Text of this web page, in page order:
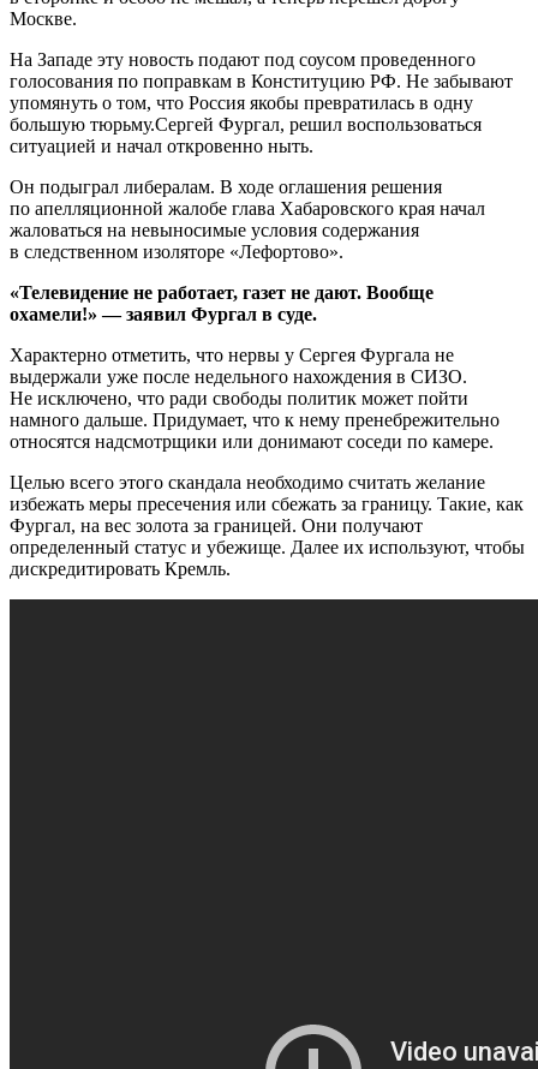
Москве.
На Западе эту новость подают под соусом проведенного
голосования по поправкам в Конституцию РФ. Не забывают
упомянуть о том, что Россия якобы превратилась в одну
большую тюрьму.Сергей Фургал, решил воспользоваться
ситуацией и начал откровенно ныть.
Он подыграл либералам. В ходе оглашения решения
по апелляционной жалобе глава Хабаровского края начал
жаловаться на невыносимые условия содержания
в следственном изоляторе «Лефортово».
«Телевидение не работает, газет не дают. Вообще
охамели!» — заявил Фургал в суде.
Характерно отметить, что нервы у Сергея Фургала не
выдержали уже после недельного нахождения в СИЗО.
Не исключено, что ради свободы политик может пойти
намного дальше. Придумает, что к нему пренебрежительно
относятся надсмотрщики или донимают соседи по камере.
Целью всего этого скандала необходимо считать желание
избежать меры пресечения или сбежать за границу. Такие, как
Фургал, на вес золота за границей. Они получают
определенный статус и убежище. Далее их используют, чтобы
дискредитировать Кремль.